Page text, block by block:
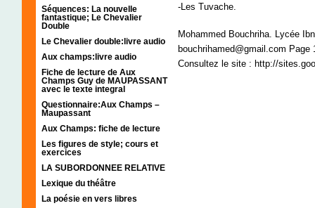
Séquences: La nouvelle
fantastique; Le Chevalier
Double
Le Chevalier double:livre audio
Aux champs:livre audio
Fiche de lecture de Aux
Champs Guy de MAUPASSANT
avec le texte integral
Questionnaire:Aux Champs –
Maupassant
Aux Champs: fiche de lecture
Les figures de style; cours et
exercices
LA SUBORDONNEE RELATIVE
Lexique du théâtre
La poésie en vers libres
-Les Tuvache.
Mohammed Bouchriha. Lycée
bouchrihamed@gmail.com Page
Consultez le site : http://